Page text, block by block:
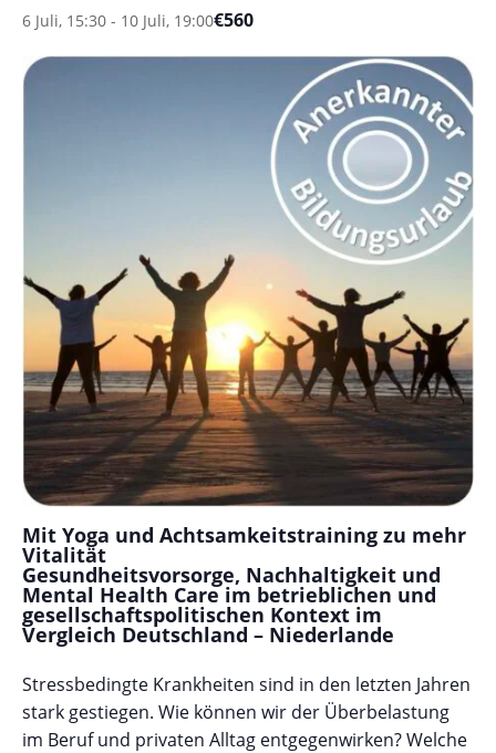
6 Juli, 15:30 - 10 Juli, 19:00€560
Mit Yoga und Achtsamkeitstraining zu mehr
Vitalität
Gesundheitsvorsorge, Nachhaltigkeit und
Mental Health Care im betrieblichen und
gesellschaftspolitischen Kontext im
Vergleich Deutschland – Niederlande
Stressbedingte Krankheiten sind in den letzten Jahren
stark gestiegen. Wie können wir der Überbelastung
im Beruf und privaten Alltag entgegenwirken? Welche